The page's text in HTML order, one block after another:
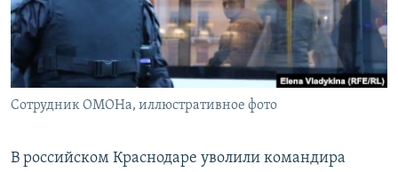
ПОБЕДИТЕЛЕЙ НЕ СУДЯТ?
КРЫМ.НЕПОКОРЕННЫЙ
ELIFBE
УКРАИНСКАЯ ПРОБЛЕМА КРЫМА
ПРИСОЕДИНЯЙТЕСЬ!
Сотрудник ОМОНа, иллюстративное фото
В российском Краснодаре уволили командира